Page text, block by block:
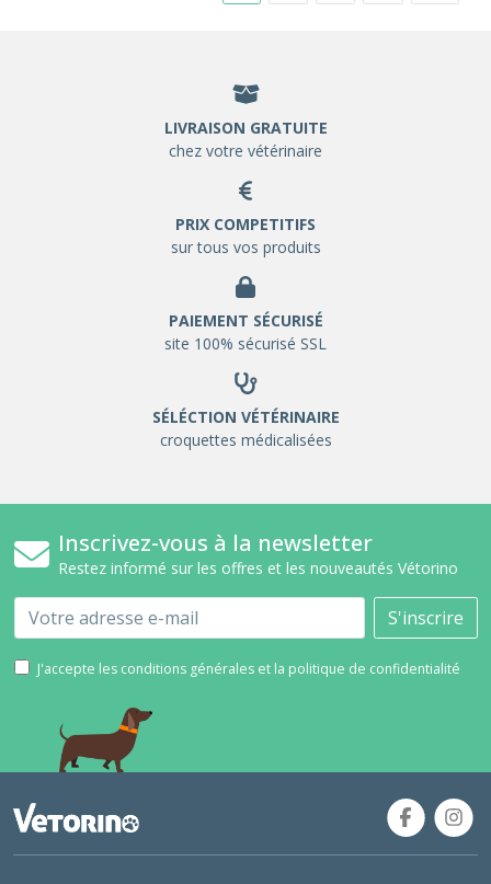
LIVRAISON GRATUITE
chez votre vétérinaire
PRIX COMPETITIFS
sur tous vos produits
PAIEMENT SÉCURISÉ
site 100% sécurisé SSL
SÉLÉCTION VÉTÉRINAIRE
croquettes médicalisées
Inscrivez-vous à la newsletter
Restez informé sur les offres et les nouveautés Vétorino
Email S'inscrire
J'accepte les conditions générales et la politique de confidentialité